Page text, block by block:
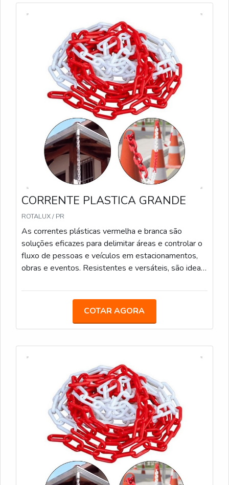
CORRENTE PLASTICA GRANDE
ROTALUX / PR
As correntes plásticas vermelha e branca são
soluções eficazes para delimitar áreas e controlar o
fluxo de pessoas e veículos em estacionamentos,
obras e eventos. Resistentes e versáteis, são ideais
utilizadas para calha de chuva. Elos de 6mm e 8mm
COTAR AGORA